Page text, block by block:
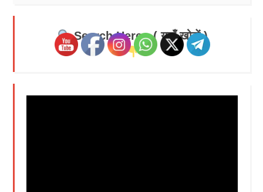
Search Here - ( यहाँ खोजें )